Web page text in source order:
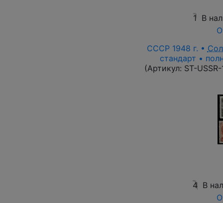
1 В
СССР 1948 г. •
стандарт •
(Артикул: ST-
4 В